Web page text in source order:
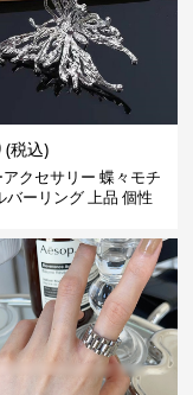
(税込)
クセサリー 蝶々モチ
バーリング 上品 個性